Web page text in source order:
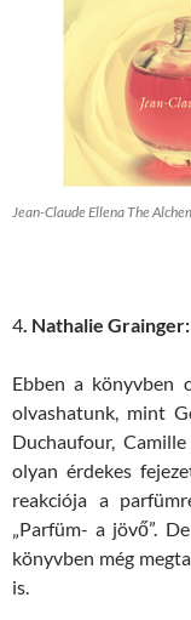
Jean-Claude Ellena The
4. Nathalie
Ebben a könyvben
olvashatunk, mint
Duchaufour,
olyan érdekes
reakciója a
„Parfüm- a jövő”.
könyvben még
is.